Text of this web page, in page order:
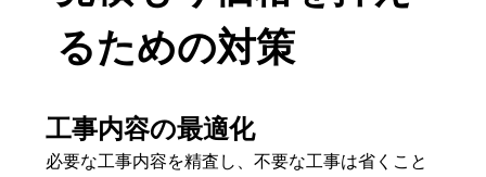
るための対策
工事内容の最適化
必要な工事内容を精査し、不要な工事は省くこと